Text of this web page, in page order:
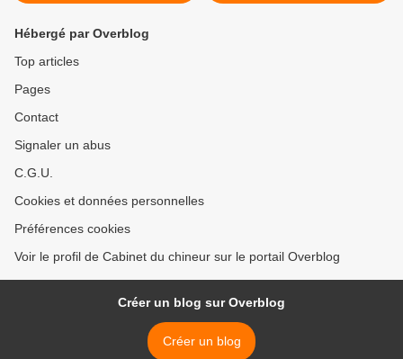
Hébergé par Overblog
Top articles
Pages
Contact
Signaler un abus
C.G.U.
Cookies et données personnelles
Préférences cookies
Voir le profil de Cabinet du chineur sur le portail Overblog
Créer un blog sur Overblog
Créer un blog